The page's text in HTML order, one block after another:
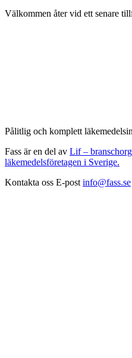
Välkommen åter vid ett senare
Pålitlig och komplett
Fass är en del av Lif –
läkemedelsföretagen i Sverige.
Kontakta oss E-post info@fass.se